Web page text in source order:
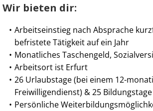
Wir bieten dir:
Arbeitseinstieg nach Absprache
befristete Tätigkeit auf ein Jahr
Monatliches Taschengeld,
Arbeitsort ist Erfurt
26 Urlaubstage (bei einem 12-
Freiwilligendienst) & 25 Bildungstage
Persönliche